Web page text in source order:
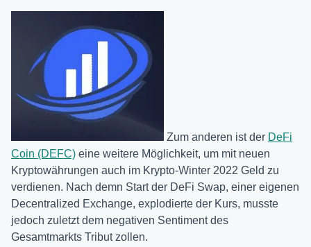
Zum anderen ist der DeFi
Coin (DEFC) eine weitere Möglichkeit, um mit neuen
Kryptowährungen auch im Krypto-Winter 2022 Geld zu
verdienen. Nach demn Start der DeFi Swap, einer eigenen
Decentralized Exchange, explodierte der Kurs, musste
jedoch zuletzt dem negativen Sentiment des
Gesamtmarkts Tribut zollen.